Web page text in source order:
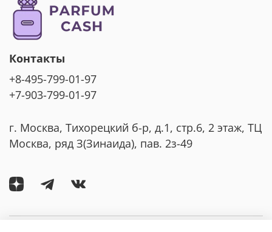
Контакты
+8-495-799-01-97
+7-903-799-01-97
г. Москва, Тихорецкий б-р, д.1, стр.6, 2 этаж, ТЦ
Москва, ряд З(Зинаида), пав. 2з-49